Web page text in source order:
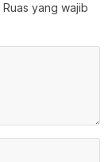
Ruas yang wajib